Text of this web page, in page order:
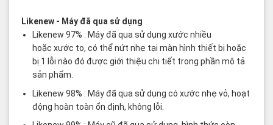
Likenew- Máy đã qua sử dụng
Likenew 97% : Máy đã qua sử dụng xước nhiều
hoặc xước to, có thể nứt nhẹ tại màn hình thiết bị hoặc
bị 1 lỗi nào đó được giới thiệu chi tiết trong phần mô tả
sản phẩm.
Likenew 98% : Máy đã qua sử dụng có xước nhẹ vỏ, hoạt
động hoàn toàn ổn định, không lỗi.